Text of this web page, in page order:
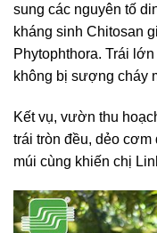
sung các nguyên tố
kháng sinh Chitosan
Phytophthora. Trái
không bị sượng cháy
Kết vụ, vườn thu
trái tròn đều, dẻo
múi cùng khiến chị